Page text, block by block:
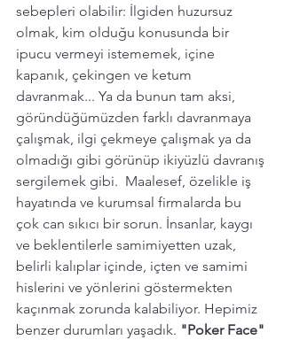
sebepleri olabilir: İlgiden huzursuz
olmak, kim olduğu konusunda bir
ipucu vermeyi istememek, içine
kapanık, çekingen ve ketum
davranmak... Ya da bunun tam aksi,
göründüğümüzden farklı davranmaya
çalışmak, ilgi çekmeye çalışmak ya da
olmadığı gibi görünüp ikiyüzlü davranış
sergilemek gibi.  Maalesef, özelikle iş
hayatında ve kurumsal firmalarda bu
çok can sıkıcı bir sorun. İnsanlar, kaygı
ve beklentilerle samimiyetten uzak,
belirli kalıplar içinde, içten ve samimi
hislerini ve yönlerini göstermekten
kaçınmak zorunda kalabiliyor. Hepimiz
benzer durumları yaşadık. "Poker Face"